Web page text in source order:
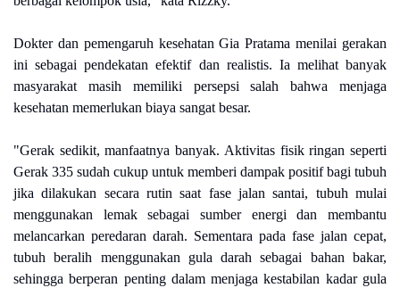
Dokter dan pemengaruh kesehatan Gia Pratama menilai gerakan
ini sebagai pendekatan efektif dan realistis. Ia melihat banyak
masyarakat masih memiliki persepsi salah bahwa menjaga
kesehatan memerlukan biaya sangat besar.
"Gerak sedikit, manfaatnya banyak. Aktivitas fisik ringan seperti
Gerak 335 sudah cukup untuk memberi dampak positif bagi tubuh
jika dilakukan secara rutin saat fase jalan santai, tubuh mulai
menggunakan lemak sebagai sumber energi dan membantu
melancarkan peredaran darah. Sementara pada fase jalan cepat,
tubuh beralih menggunakan gula darah sebagai bahan bakar,
sehingga berperan penting dalam menjaga kestabilan kadar gula